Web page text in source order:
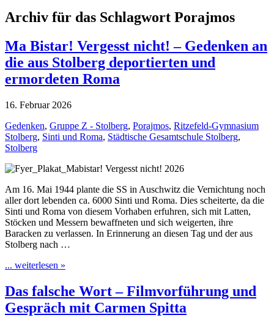
Archiv für das Schlagwort Porajmos
Ma Bistar! Vergesst nicht! – Gedenken an
die aus Stolberg deportierten und
ermordeten Roma
16. Februar 2026
Gedenken, Gruppe Z - Stolberg, Porajmos, Ritzefeld-Gymnasium
Stolberg, Sinti und Roma, Städtische Gesamtschule Stolberg,
Stolberg
Am 16. Mai 1944 plante die SS in Auschwitz die Vernichtung noch
aller dort lebenden ca. 6000 Sinti und Roma. Dies scheiterte, da die
Sinti und Roma von diesem Vorhaben erfuhren, sich mit Latten,
Stöcken und Messern bewaffneten und sich weigerten, ihre
Baracken zu verlassen. In Erinnerung an diesen Tag und der aus
Stolberg nach …
... weiterlesen »
Das falsche Wort – Filmvorführung und
Gespräch mit Carmen Spitta